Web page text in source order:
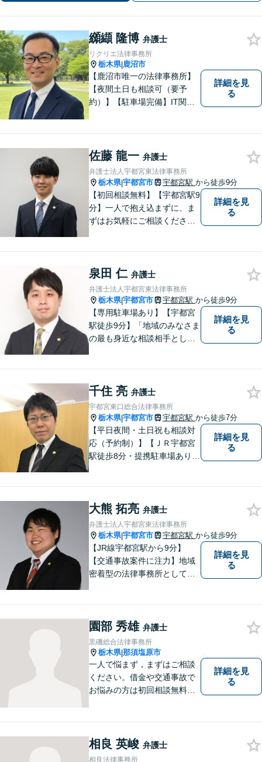
纐纈 隆博 弁護士
リクリエ法律事務所
栃木県|鹿沼市
【鹿沼市唯一の法律事務所】
【夜間土日も相談可（要予
約）】【駐車場完備】IT関連
せ下さい。
詳細を見
る
佐藤 龍一 弁護士
弁護士法人宇都宮東法律事務所
栃木県|宇都宮市 宇都宮駅 から徒歩9分
【初回相談無料】【宇都宮駅9
分】一人で抱え込まずに、ま
ずはお気軽にご相談くださ
詳細を見
る
泉田 仁 弁護士
弁護士法人宇都宮東法律事務所
栃木県|宇都宮市 宇都宮駅 から徒歩9分
【専用駐車場あり】【宇都宮
駅徒歩9分】「地域のみなさま
の最も身近な相談相手として
通事故／遺産相続／借金問題
／企業法務／離婚問題などさ
まざまな分野に力を入れてお
ります。
詳細を見
る
千住 亮 弁護士
宇都宮東口総合法律事務所
栃木県|宇都宮市 宇都宮駅 から徒歩7分
【平日夜間・土日祝も相談対
応（予約制）】【ＪＲ宇都宮
駅徒歩8分・提携駐車場あり】
合わせください。
詳細を見
る
大熊 拓亮 弁護士
弁護士法人宇都宮東法律事務所
栃木県|宇都宮市 宇都宮駅 から徒歩9分
【JR線宇都宮駅から9分】
【交通事故案件に注力】地域
密着型の法律事務所として、
力を入れております。まずは
お気軽にご相談ください。
詳細を見
る
園部 秀雄 弁護士
黒磯総合法律事務所
栃木県|那須塩原市
一人で悩まず，まずはご相談
ください。借金や交通事故で
お悩みの方は初回相談無料で
詳細を見
る
相良 英峻 弁護士
相良法律事務所